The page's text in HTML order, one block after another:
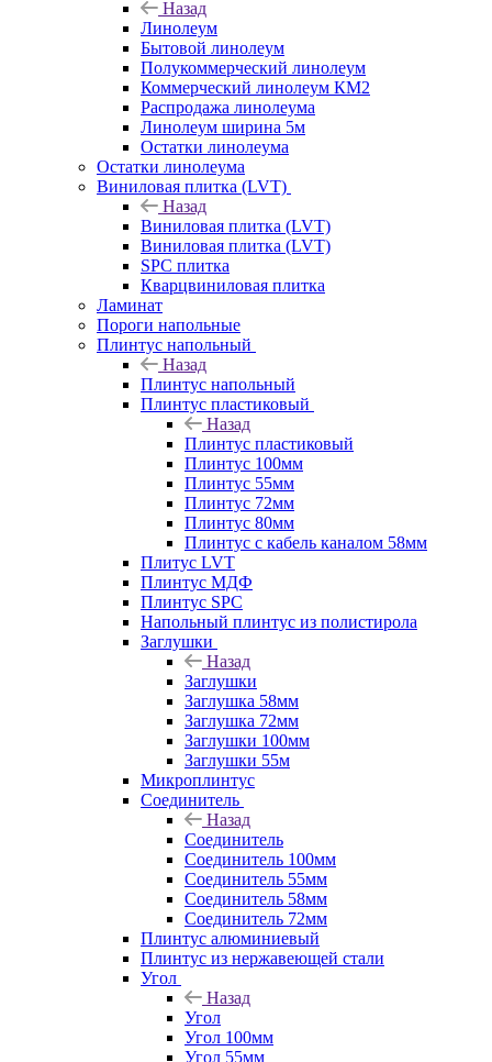
Назад
Линолеум
Бытовой линолеум
Полукоммерческий линолеум
Коммерческий линолеум КМ2
Распродажа линолеума
Линолеум ширина 5м
Остатки линолеума
Остатки линолеума
Виниловая плитка (LVT)
Назад
Виниловая плитка (LVT)
Виниловая плитка (LVT)
SPC плитка
Кварцвиниловая плитка
Ламинат
Пороги напольные
Плинтус напольный
Назад
Плинтус напольный
Плинтус пластиковый
Назад
Плинтус пластиковый
Плинтус 100мм
Плинтус 55мм
Плинтус 72мм
Плинтус 80мм
Плинтус с кабель каналом 58мм
Плитус LVT
Плинтус МДФ
Плинтус SPC
Напольный плинтус из полистирола
Заглушки
Назад
Заглушки
Заглушка 58мм
Заглушка 72мм
Заглушки 100мм
Заглушки 55м
Микроплинтус
Соединитель
Назад
Соединитель
Соединитель 100мм
Соединитель 55мм
Соединитель 58мм
Соединитель 72мм
Плинтус алюминиевый
Плинтус из нержавеющей стали
Угол
Назад
Угол
Угол 100мм
Угол 55мм